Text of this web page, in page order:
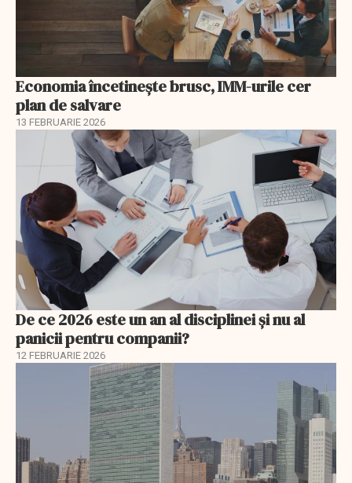
Economia încetinește brusc, IMM-urile cer
plan de salvare
13 FEBRUARIE 2026
De ce 2026 este un an al disciplinei și nu al
panicii pentru companii?
12 FEBRUARIE 2026